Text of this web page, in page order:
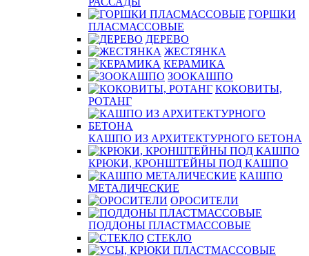
ГОРШКИ
ПЛАСМАССОВЫЕ
ДЕРЕВО
ЖЕСТЯНКА
КЕРАМИКА
ЗООКАШПО
КОКОВИТЫ,
РОТАНГ
КАШПО ИЗ АРХИТЕКТУРНОГО БЕТОНА
КРЮКИ, КРОНШТЕЙНЫ ПОД КАШПО
КАШПО
МЕТАЛИЧЕСКИЕ
ОРОСИТЕЛИ
ПОДДОНЫ ПЛАСТМАССОВЫЕ
СТЕКЛО